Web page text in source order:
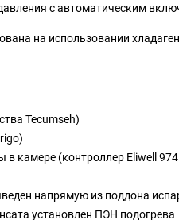
с автоматическим
на использовании
Tecumseh)
камере (контроллер Eliwell
напрямую из поддона
установлен ПЭН подогрева